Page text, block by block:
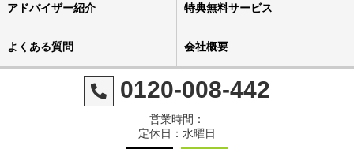
アドバイザー紹介 特典無料サービス
よくある質問 会社概要
0120-008-442
営業時間：
定休日：水曜日